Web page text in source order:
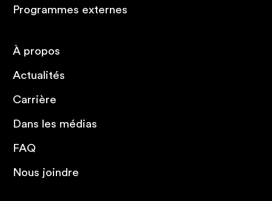
Programmes externes
À propos
Actualités
Carrière
Dans les médias
FAQ
Nous joindre